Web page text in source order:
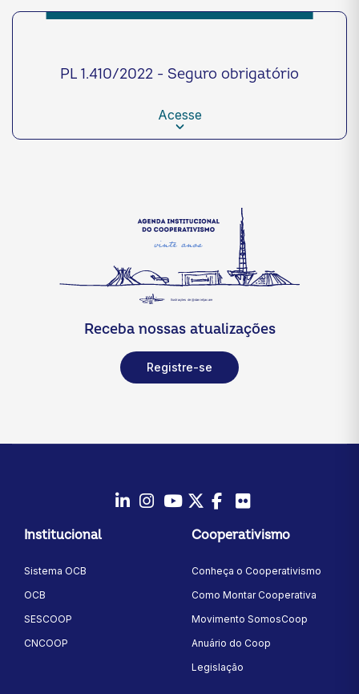
PL 1.410/2022 - Seguro obrigatório
Acesse
Receba nossas atualizações
Registre-se
Instagram
YoutubeTwitter/X
Facebook
Institucional
Sistema OCB
OCB
SESCOOP
CNCOOP
Cooperativismo
Conheça o Cooperativismo
Como Montar Cooperativa
Movimento SomosCoop
Anuário do Coop
Legislação